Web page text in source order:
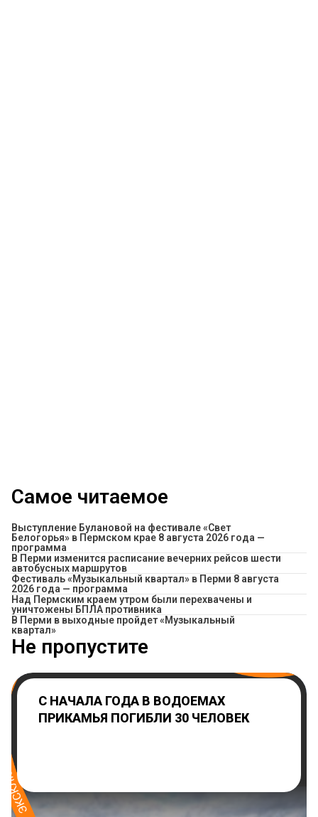
Самое читаемое
Выступление Булановой на фестивале «Свет
Белогорья» в Пермском крае 8 августа 2026 года —
программа
​В Перми изменится расписание вечерних рейсов шести
автобусных маршрутов
Фестиваль «Музыкальный квартал» в Перми 8 августа
2026 года — программа
Над Пермским краем утром были перехвачены и
уничтожены БПЛА противника
В Перми в выходные пройдет «Музыкальный
квартал»
Не пропустите
С НАЧАЛА ГОДА В ВОДОЕМАХ
ПРИКАМЬЯ ПОГИБЛИ 30 ЧЕЛОВЕК